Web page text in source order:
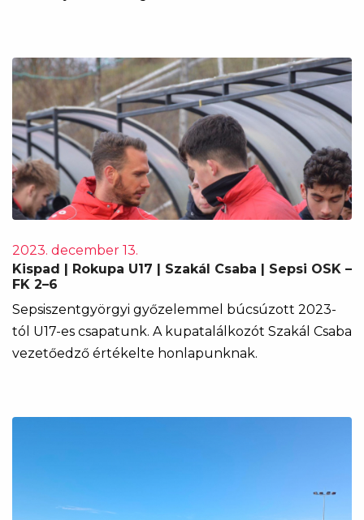
2023. december 13.
Kispad | Rokupa U17 | Szakál Csaba | Sepsi OSK –
FK 2–6
Sepsiszentgyörgyi győzelemmel búcsúzott 2023-
tól U17-es csapatunk. A kupatalálkozót Szakál Csaba
vezetőedző értékelte honlapunknak.